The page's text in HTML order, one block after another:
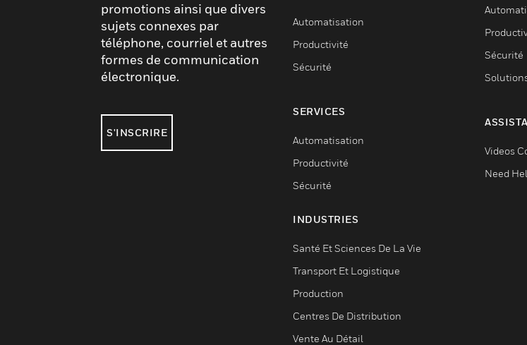
promotions ainsi que divers
sujets connexes par
téléphone, courriel et autres
formes de communication
électronique.
S'INSCRIRE
Automatisation
Productivité
Sécurité
SERVICES
Automatisation
Productivité
Sécurité
INDUSTRIES
Santé Et Sciences De La Vie
Transport Et Logistique
Production
Centres De Distribution
Vente Au Détail
Sécurité
Videos
Need